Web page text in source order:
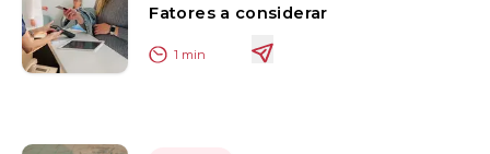
Fatores a considerar
1 min